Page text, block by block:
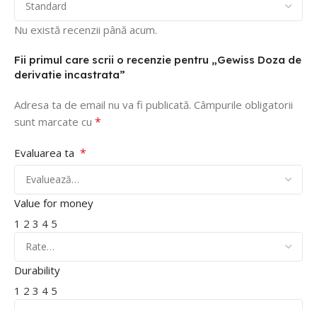
Nu există recenzii până acum.
Fii primul care scrii o recenzie pentru „Gewiss Doza de
derivatie incastrata”
Adresa ta de email nu va fi publicată. Câmpurile obligatorii
sunt marcate cu *
Evaluarea ta *
Value for money
1 2 3 4 5
Durability
1 2 3 4 5